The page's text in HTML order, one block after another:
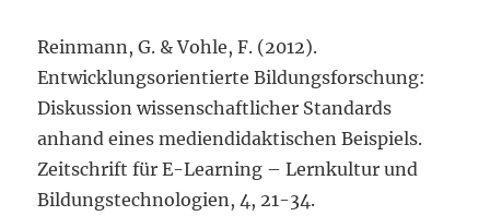
Reinmann, G. & Vohle, F. (2012).
Entwicklungsorientierte Bildungsforschung:
Diskussion wissenschaftlicher Standards
anhand eines mediendidaktischen Beispiels.
Zeitschrift für E-Learning – Lernkultur und
Bildungstechnologien, 4, 21-34.